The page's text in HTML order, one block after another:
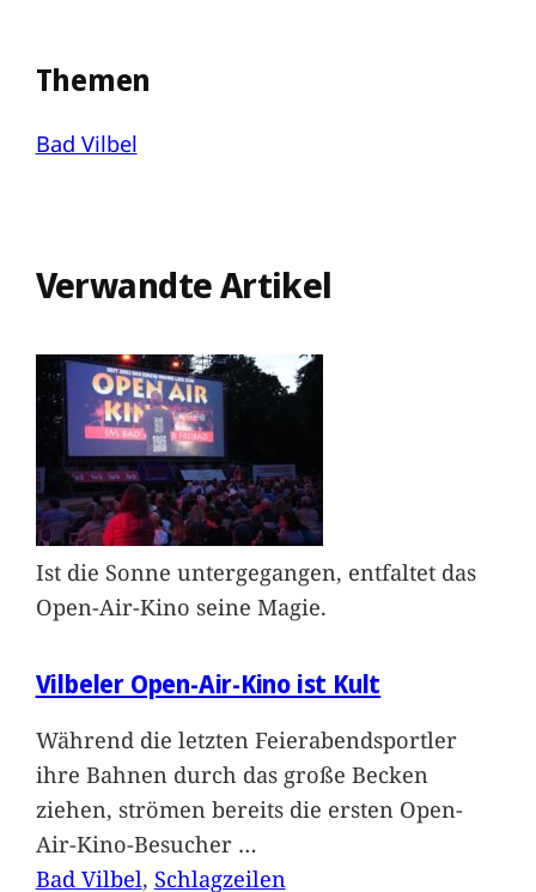
Themen
Bad Vilbel
Verwandte Artikel
Ist die Sonne untergegangen, entfaltet das
Open-Air-Kino seine Magie.
Vilbeler Open-Air-Kino ist Kult
Während die letzten Feierabendsportler
ihre Bahnen durch das große Becken
ziehen, strömen bereits die ersten Open-
Air-Kino-Besucher …
Bad Vilbel, Schlagzeilen